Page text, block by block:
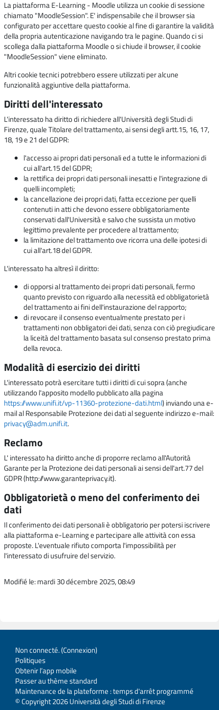
La piattaforma E-Learning - Moodle utilizza un cookie di sessione
chiamato "MoodleSession". E' indispensabile che il browser sia
configurato per accettare questo cookie al fine di garantire la validità
della propria autenticazione navigando tra le pagine. Quando ci si
scollega dalla piattaforma Moodle o si chiude il browser, il cookie
"MoodleSession" viene eliminato.
Altri cookie tecnici potrebbero essere utilizzati per alcune
funzionalità aggiuntive della piattaforma.
Diritti dell'interessato
L'interessato ha diritto di richiedere all'Università degli Studi di
Firenze, quale Titolare del trattamento, ai sensi degli artt.15, 16, 17,
18, 19 e 21 del GDPR:
l'accesso ai propri dati personali ed a tutte le informazioni di
cui all'art.15 del GDPR;
la rettifica dei propri dati personali inesatti e l'integrazione di
quelli incompleti;
la cancellazione dei propri dati, fatta eccezione per quelli
contenuti in atti che devono essere obbligatoriamente
conservati dall'Università e salvo che sussista un motivo
legittimo prevalente per procedere al trattamento;
la limitazione del trattamento ove ricorra una delle ipotesi di
cui all'art.18 del GDPR.
L'interessato ha altresì il diritto:
di opporsi al trattamento dei propri dati personali, fermo
quanto previsto con riguardo alla necessità ed obbligatorietà
del trattamento ai fini dell'instaurazione del rapporto;
di revocare il consenso eventualmente prestato per i
trattamenti non obbligatori dei dati, senza con ciò pregiudicare
la liceità del trattamento basata sul consenso prestato prima
della revoca.
Modalità di esercizio dei diritti
L'interessato potrà esercitare tutti i diritti di cui sopra (anche
utilizzando l'apposito modello pubblicato alla pagina
https://www.unifi.it/vp-11360-protezione-dati.html) inviando una e-
mail al Responsabile Protezione dei dati al seguente indirizzo e-mail:
privacy@adm.unifi.it.
Reclamo
L' interessato ha diritto anche di proporre reclamo all'Autorità
Garante per la Protezione dei dati personali ai sensi dell'art.77 del
GDPR (http://www.garanteprivacy.it).
Obbligatorietà o meno del conferimento dei
dati
Il conferimento dei dati personali è obbligatorio per potersi iscrivere
alla piattaforma e-Learning e partecipare alle attività con essa
proposte. L'eventuale rifiuto comporta l'impossibilità per
l'interessato di usufruire del servizio.
Modifié le: mardi 30 décembre 2025, 08:49
Non connecté. (Connexion)
Politiques
Obtenir l’app mobile
Passer au thème standard
Maintenance de la plateforme : temps d'arrêt programmé
© Copyright 2026 Università degli Studi di Firenze